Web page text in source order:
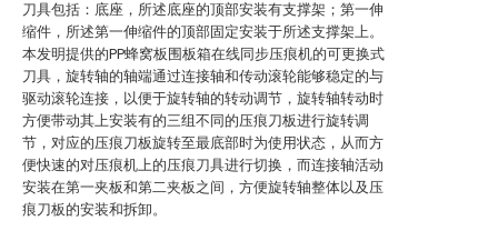
刀具包括：底座，所述底座的顶部安装有支撑架；第一伸
缩件，所述第一伸缩件的顶部固定安装于所述支撑架上。
本发明提供的PP蜂窝板围板箱在线同步压痕机的可更换式
刀具，旋转轴的轴端通过连接轴和传动滚轮能够稳定的与
驱动滚轮连接，以便于旋转轴的转动调节，旋转轴转动时
方便带动其上安装有的三组不同的压痕刀板进行旋转调
节，对应的压痕刀板旋转至最底部时为使用状态，从而方
便快速的对压痕机上的压痕刀具进行切换，而连接轴活动
安装在第一夹板和第二夹板之间，方便旋转轴整体以及压
痕刀板的安装和拆卸。